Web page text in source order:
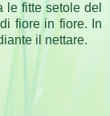
le fitte setole del
fiore in fiore. In
il nettare.